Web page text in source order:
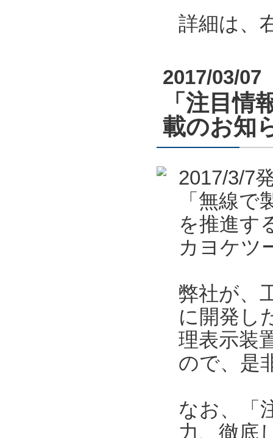
詳細は、
2017/03/07
「注目
載のお知
2017/3/7
「無線
を推進す
カヨケツ
弊社が、
に開発し
理表示装
ので、是
なお、「
力、徹底